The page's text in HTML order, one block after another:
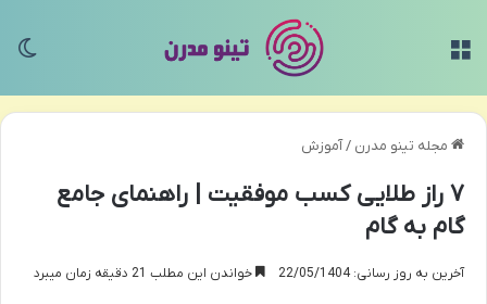
مجله تینو مدرن /آموزش
۷ راز طلایی کسب موفقیت | راهنمای جامع
گام به گام
آخرین به روز رسانی: 22/05/1404 خواندن این مطلب 21 دقیقه زمان میبرد